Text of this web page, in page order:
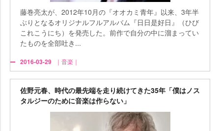
藤巻亮太が、2012年10月の『オオカミ青年』以来、3年半
ぶりとなるオリジナルフルアルバム『日日是好日』（ひび
これこうにち）を発売した。前作で自分の中に溜まってい
たものを全部吐き...
2016-03-29 ｜音楽｜
佐野元春、時代の最先端を走り続けてきた35年「僕はノス
タルジーのために音楽は作らない」